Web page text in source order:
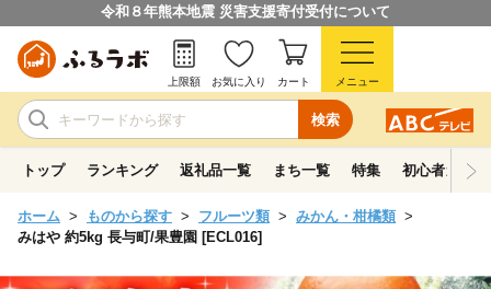
令和８年熊本地震 災害支援寄付受付について
検索
上限額 お気に入り カート メニュー
トップ ランキング 返礼品一覧 まち一覧 特集 初心者ガイド
ホーム ものから探す フルーツ類
みかん・柑橘類
みはや 約5kg 長与町/果豊園 [ECL016]